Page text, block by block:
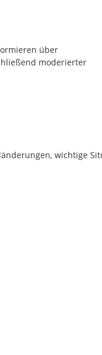
über
moderierter
wichtige